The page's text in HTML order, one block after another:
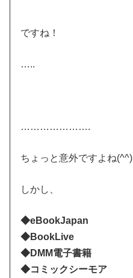
ですね！
…..
………………….
ちょっと意外ですよね(^^)
しかし、
◆eBookJapan
◆BookLive
◆DMM電子書籍
◆コミックシーモア